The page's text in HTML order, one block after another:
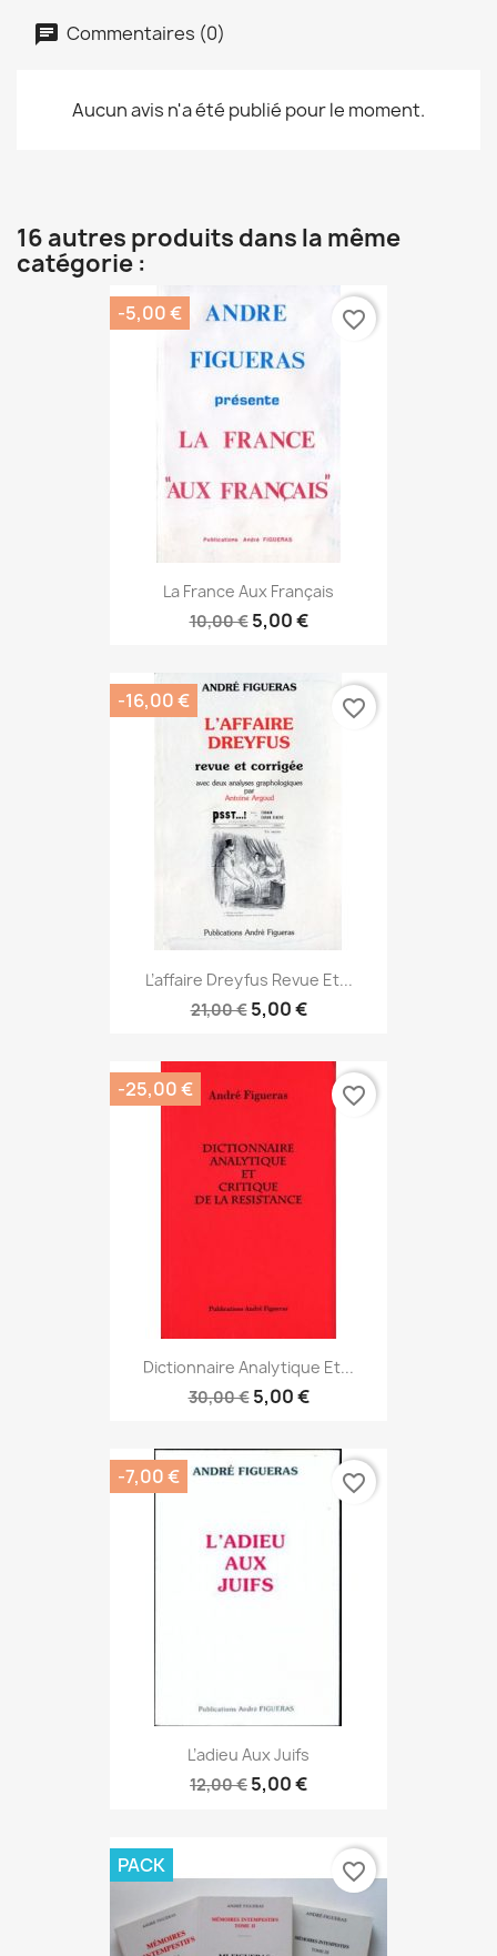
Commentaires (0)
Aucun avis n'a été publié pour le moment.
16 autres produits dans la même
catégorie :
La France Aux Français
10,00 € 5,00 €
-5,00 € favorite_border
L’affaire Dreyfus Revue Et...
21,00 € 5,00 €
-16,00 € favorite_border
Dictionnaire Analytique Et...
30,00 € 5,00 €
-25,00 € favorite_border
L’adieu Aux Juifs
12,00 € 5,00 €
-7,00 € favorite_border
PACK favorite_border